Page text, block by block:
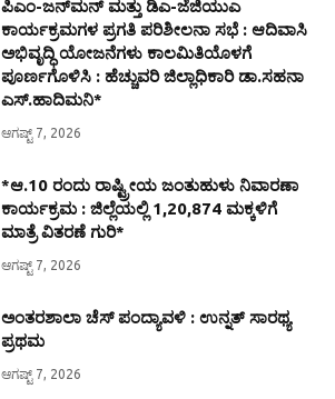
ಪಿಎಂ-ಜನ್‍ಮನ್ ಮತ್ತು ಡಿಎ-ಜೆಜಿಯುಎ
ಕಾರ್ಯಕ್ರಮಗಳ ಪ್ರಗತಿ ಪರಿಶೀಲನಾ ಸಭೆ : ಆದಿವಾಸಿ
ಅಭಿವೃದ್ಧಿ ಯೋಜನೆಗಳು ಕಾಲಮಿತಿಯೊಳಗೆ
ಪೂರ್ಣಗೊಳಿಸಿ : ಹೆಚ್ಚುವರಿ ಜಿಲ್ಲಾಧಿಕಾರಿ ಡಾ.ಸಹನಾ
ಎಸ್.ಹಾದಿಮನಿ*
ಆಗಷ್ಟ್ 7, 2026
*ಆ.10 ರಂದು ರಾಷ್ಟ್ರೀಯ ಜಂತುಹುಳು ನಿವಾರಣಾ
ಕಾರ್ಯಕ್ರಮ : ಜಿಲ್ಲೆಯಲ್ಲಿ 1,20,874 ಮಕ್ಕಳಿಗೆ
ಮಾತ್ರೆ ವಿತರಣೆ ಗುರಿ*
ಆಗಷ್ಟ್ 7, 2026
ಅಂತರಶಾಲಾ ಚೆಸ್ ಪಂದ್ಯಾವಳಿ : ಉನ್ನತ್ ಸಾರಥ್ಯ
ಪ್ರಥಮ
ಆಗಷ್ಟ್ 7, 2026